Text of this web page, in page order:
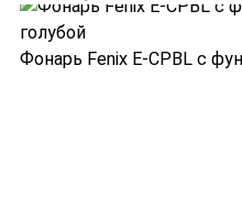
Зарядные устройства
Крепления
Оптовикам и Юр. лицам
Доставка
Фонарь Fenix E-CPBL с